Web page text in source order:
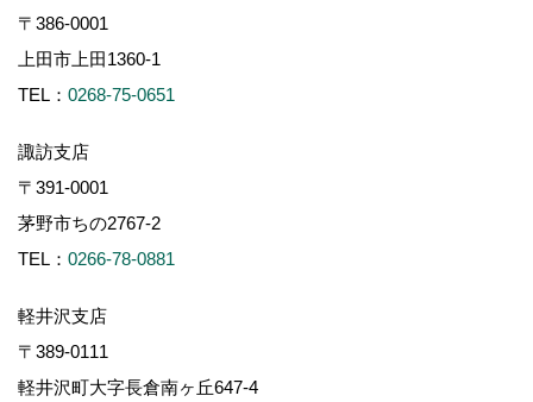
〒386-0001
上田市上田1360-1
TEL： 0268-75-0651
諏訪支店
〒391-0001
茅野市ちの2767-2
TEL： 0266-78-0881
軽井沢支店
〒389-0111
軽井沢町大字長倉南ヶ丘647-4